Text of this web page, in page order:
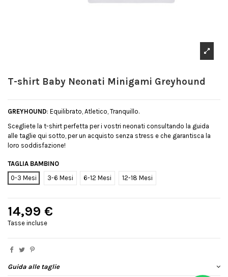
T-shirt Baby Neonati Minigami Greyhound
GREYHOUND: Equilibrato, Atletico, Tranquillo.
Scegliete la t-shirt perfetta per i vostri neonati consultando la guida
alle taglie qui sotto, per un acquisto senza stress e che garantisca la
loro soddisfazione!
TAGLIA BAMBINO
0-3 Mesi
3-6 Mesi 6-12 Mesi 12-18 Mesi
14,99 €
Tasse incluse
Guida alle taglie